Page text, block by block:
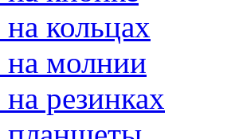
кольцах
молнии
резинках